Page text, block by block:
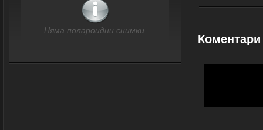
Няма полароидни снимки.
Коментари